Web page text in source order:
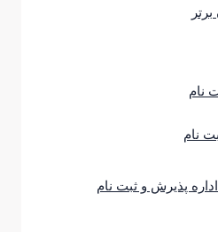
پذیرش و ثبت نام